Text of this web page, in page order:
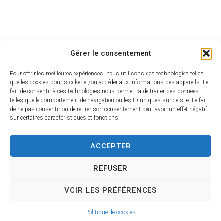
Gérer le consentement
Pour offrir les meilleures expériences, nous utilisons des technologies telles
que les cookies pour stocker et/ou accéder aux informations des appareils. Le
fait de consentir à ces technologies nous permettra de traiter des données
telles que le comportement de navigation ou les ID uniques sur ce site. Le fait
de ne pas consentir ou de retirer son consentement peut avoir un effet négatif
sur certaines caractéristiques et fonctions.
ACCEPTER
REFUSER
VOIR LES PRÉFÉRENCES
Politique de cookies